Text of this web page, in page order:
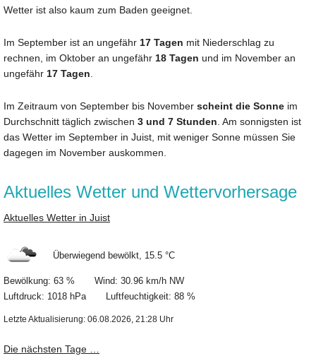
Wetter ist also kaum zum Baden geeignet.
Im September ist an ungefähr 17 Tagen mit Niederschlag zu
rechnen, im Oktober an ungefähr 18 Tagen und im November an
ungefähr 17 Tagen
Im Zeitraum von September bis November scheint die Sonne im
Durchschnitt täglich zwischen 3 und 7 Stunden . Am sonnigsten ist
das Wetter im September in Juist, mit weniger Sonne müssen Sie
dagegen im November auskommen.
Aktuelles Wetter und Wettervorhersage
Aktuelles Wetter in Juist
Überwiegend bewölkt, 15.5 °C
Bewölkung: 63 % Wind: 30.96 km/h NW
Luftdruck: 1018 hPa Luftfeuchtigkeit: 88 %
Letzte Aktualisierung: 06.08.2026, 21:28 Uhr
Die nächsten Tage …